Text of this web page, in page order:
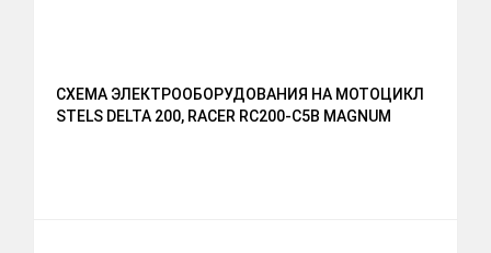
СХЕМА ЭЛЕКТРООБОРУДОВАНИЯ НА МОТОЦИКЛ
STELS DELTA 200, RACER RC200-C5B MAGNUM